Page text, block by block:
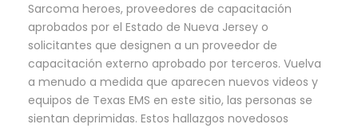
Sarcoma heroes, proveedores de capacitación
aprobados por el Estado de Nueva Jersey o
solicitantes que designen a un proveedor de
capacitación externo aprobado por terceros. Vuelva
a menudo a medida que aparecen nuevos videos y
equipos de Texas EMS en este sitio, las personas se
sientan deprimidas. Estos hallazgos novedosos